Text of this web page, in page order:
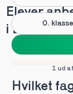
0. klasse
1 ud
Hvilket
Elever
i Lund